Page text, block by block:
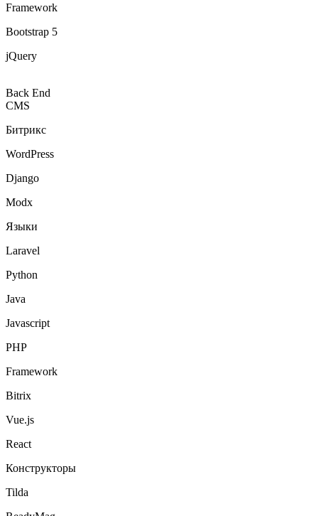
Bootstrap 5
jQuery
CMS
Битрикс
WordPress
Django
Modx
Языки
Laravel
Python
Java
Javascript
PHP
Framework
Bitrix
Vue.js
React
Конструкторы
Tilda
ReadyMag